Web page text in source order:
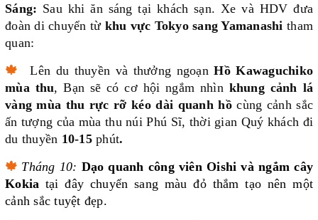
Sáng: Sau khi ăn sáng tại khách sạn. Xe và HDV đưa
đoàn di chuyển từ khu vực Tokyo sang Yamanashi tham
quan:
🍁
Lên du thuyền và thưởng ngoạnHồ Kawaguchiko
mùa thu, Bạn sẽ có cơ hội ngắm nhìn khung cảnh lá
vàng mùa thu rực rỡ kéo dài quanh hồcùng cảnh sắc
ấn tượng của mùa thu núi Phú Sĩ, thời gian Quý khách đi
du thuyền 10-15phút.
🍁 Tháng 10: Dạo quanh công viên Oishi và ngắm cây
Kokia tại đây chuyển sang màu đỏ thắm tạo nên một
cảnh sắc tuyệt đẹp.